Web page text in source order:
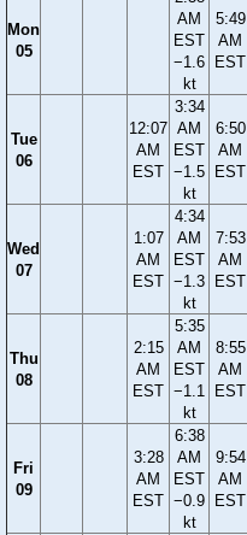
Mon
05
AM
EST
−1.6
kt
5:49
AM
EST
Tue
06
12:07
AM
EST
3:34
AM
EST
−1.5
kt
6:50
AM
EST
Wed
07
1:07
AM
EST
4:34
AM
EST
−1.3
kt
7:53
AM
EST
Thu
08
2:15
AM
EST
5:35
AM
EST
−1.1
kt
8:55
AM
EST
Fri
09
3:28
AM
EST
6:38
AM
EST
−0.9
kt
9:54
AM
EST